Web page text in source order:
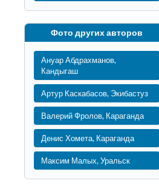
Фото других авторов
Ануар Абдрахманов,
Кандыгаш
Артур Каскабасов, Экибастуз
Валерий Фролов, Караганда
Денис Хомета, Караганда
Максим Малых, Уральск